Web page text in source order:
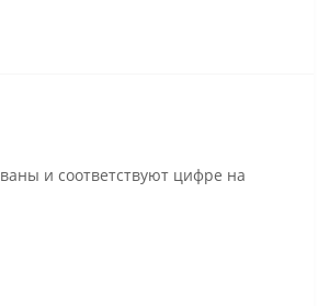
и соответствуют цифре на